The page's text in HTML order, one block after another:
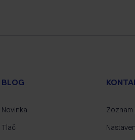
BLOG
Novinka
Tlač